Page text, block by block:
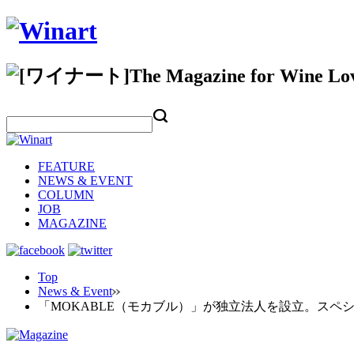
FEATURE
NEWS & EVENT
COLUMN
JOB
MAGAZINE
Top
News & Event
「MOKABLE（モカブル）」が独立法人を設立。スペ